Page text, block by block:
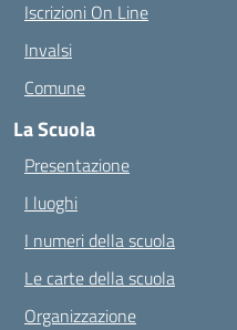
Iscrizioni On Line
Invalsi
Comune
La Scuola
Presentazione
I luoghi
I numeri della scuola
Le carte della scuola
Organizzazione